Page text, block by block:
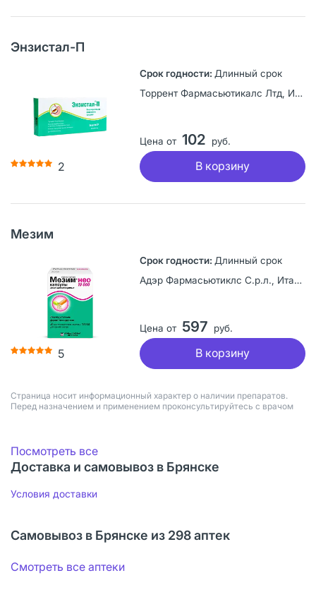
Энзистал-П
2
Длинный срок
Торрент Фармасьютикалс Лтд, Индия
Цена от 102 руб.
В корзину
Мезим
5
Длинный срок
Адэр Фармасьютиклс С.р.л., Италия
Цена от 597 руб.
В корзину
Страница носит информационный характер о наличии препаратов.
Перед назначением и применением проконсультируйтесь с врачом
Посмотреть все
Доставка и самовывоз в Брянске
Условия доставки
Самовывоз в Брянске из 298 аптек
Смотреть все аптеки